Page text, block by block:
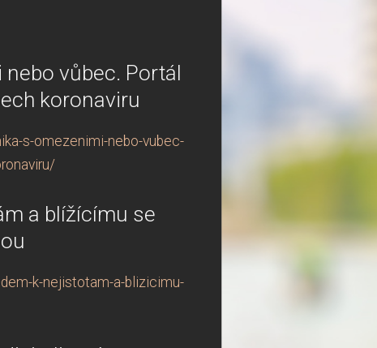
vůbec. Portál
koronaviru
s-omezenimi-nebo-vubec-
a blížícímu se
k-nejistotam-a-blizicimu-